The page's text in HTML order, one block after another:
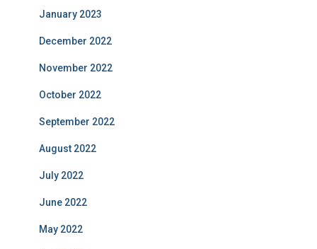
January 2023
December 2022
November 2022
October 2022
September 2022
August 2022
July 2022
June 2022
May 2022